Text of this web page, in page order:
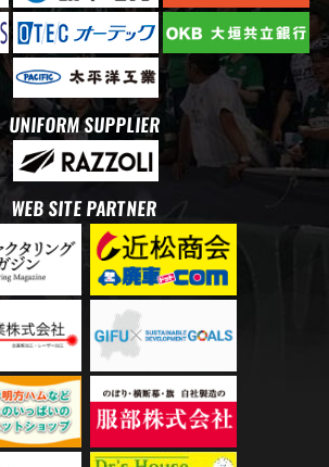
UNIFORM SUPPLIER
WEB SITE PARTNER